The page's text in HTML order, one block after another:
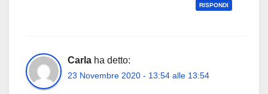
RISPONDI
Carla ha detto:
23 Novembre 2020 - 13:54 alle 13:54